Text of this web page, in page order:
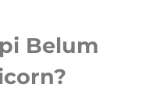
Belum